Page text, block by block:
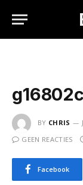
BY CHRIS
GEEN REACTIES
Facebook